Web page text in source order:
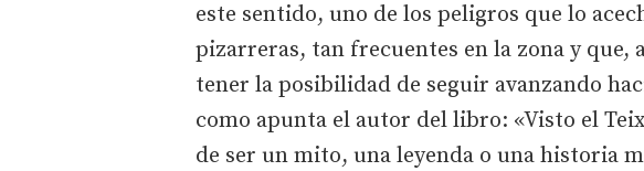
este sentido, uno de los peligros que lo
pizarreras, tan frecuentes en la zona y que,
tener la posibilidad de seguir avanzando
como apunta el autor del libro: «Visto el
de ser un mito, una leyenda o una historia